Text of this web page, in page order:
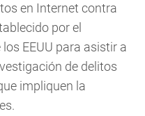
en Internet contra
por el
EEUU para asistir a
de delitos
impliquen la